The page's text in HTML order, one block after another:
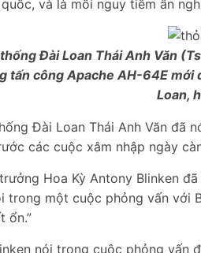
và là mối nguy tiềm ẩn
Đài Loan Thái Anh Văn
tấn công Apache AH-64E mới
Loan,
Đài Loan Thái Anh Văn đã
các cuộc xâm nhập ngày
Hoa Kỳ Antony Blinken
trong một cuộc phỏng vấn với
ổn.”
nói trong cuộc phỏng vấn